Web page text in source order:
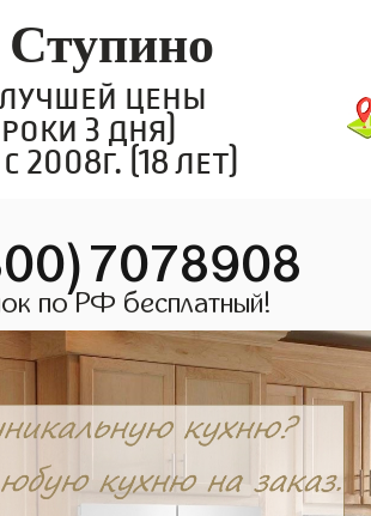
цены
3 дня)
2008г. (18 лет)
по РФ бесплатный!